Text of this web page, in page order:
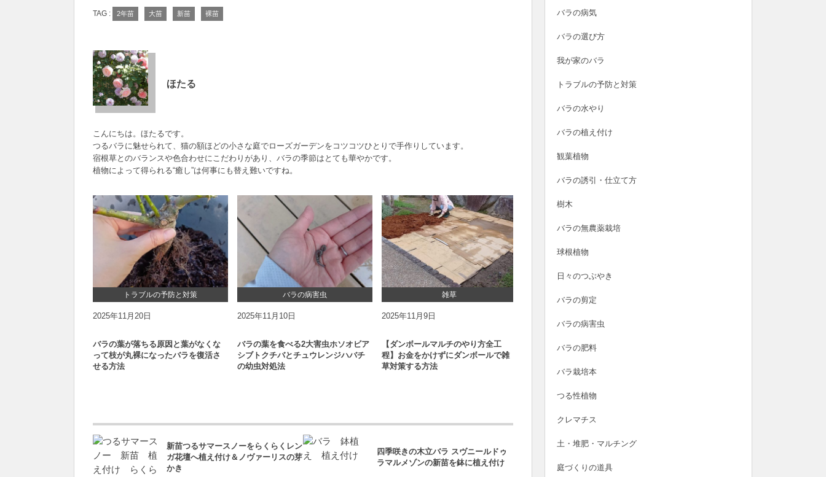
TAG : 2年苗 大苗 新苗 裸苗
ほたる
こんにちは。ほたるです。
つるバラに魅せられて、猫の額ほどの小さな庭でローズガーデンをコツコツひとりで手作りしています。
宿根草とのバランスや色合わせにこだわりがあり、バラの季節はとても華やかです。
植物によって得られる“癒し”は何事にも替え難いですね。
トラブルの予防と対策
2025年11月20日
バラの葉が落ちる原因と葉がなくな
って枝が丸裸になったバラを復活さ
せる方法
バラの病害虫
2025年11月10日
バラの葉を食べる2大害虫ホソオビア
シブトクチバとチュウレンジハバチ
の幼虫対処法
雑草
2025年11月9日
【ダンボールマルチのやり方全工
程】お金をかけずにダンボールで雑
草対策する方法
雑草
【腰痛持ち必見】立ったまま雑草取
ターを使った草抜きレビュー
ほたるの記事一覧
新苗つるサマースノーをらくらくレン
ガ花壇へ植え付け＆ノヴァーリスの芽
かき
四季咲きの木立バラ スヴニールドゥ
ラマルメゾンの新苗を鉢に植え付け
バラの病気
バラの選び方
我が家のバラ
トラブルの予防と対策
バラの水やり
バラの植え付け
観葉植物
バラの誘引・仕立て方
樹木
バラの無農薬栽培
球根植物
日々のつぶやき
バラの剪定
バラの病害虫
バラの肥料
バラ栽培本
つる性植物
クレマチス
土・堆肥・マルチング
庭づくりの道具